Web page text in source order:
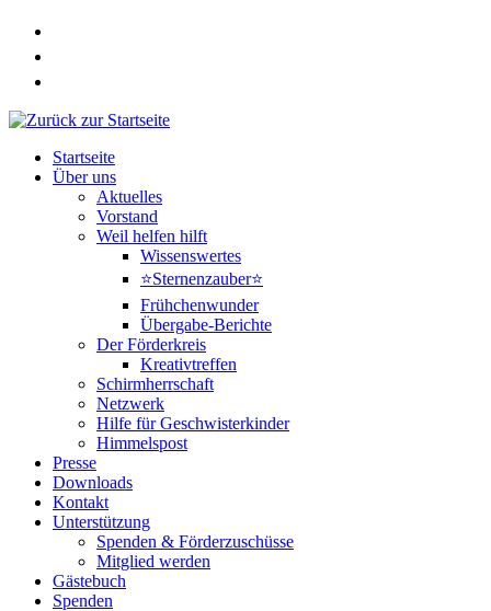
Zum
springen
Startseite
Über uns
Aktuelles
Vorstand
Weil helfen hilft
Wissenswertes
⭐Sternenzauber⭐
Frühchenwunder
Übergabe-Berichte
Der Förderkreis
Kreativtreffen
Schirmherrschaft
Netzwerk
Hilfe für Geschwisterkinder
Himmelspost
Presse
Downloads
Kontakt
Unterstützung
Spenden & Förderzuschüsse
Mitglied werden
Gästebuch
Spenden